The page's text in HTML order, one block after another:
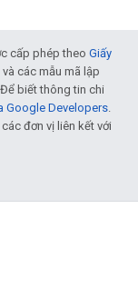
cấp phép theo Giấy
và các mẫu mã lập
. Để biết thông tin chi
Google Developers
đơn vị liên kết với